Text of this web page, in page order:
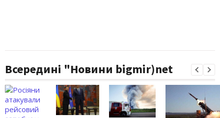
Всередині "Новини bigmir)net